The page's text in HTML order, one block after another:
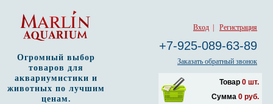
Вход Регистрация
+7-925-089-63-89
Заказать обратный звонок
Товар 0 шт.
Сумма 0 руб.
Огромный выбор
товаров для
аквариумистики и
животных по лучшим
ценам.